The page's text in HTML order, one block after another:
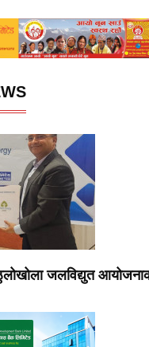
जलविद्युत